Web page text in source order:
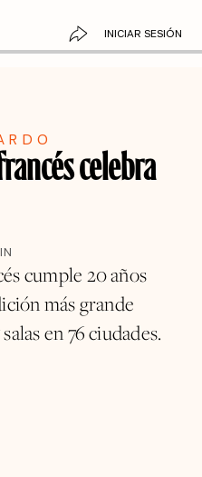
INICIAR SESIÓN
celebra
cumple 20 años
más grande
en 76 ciudades.